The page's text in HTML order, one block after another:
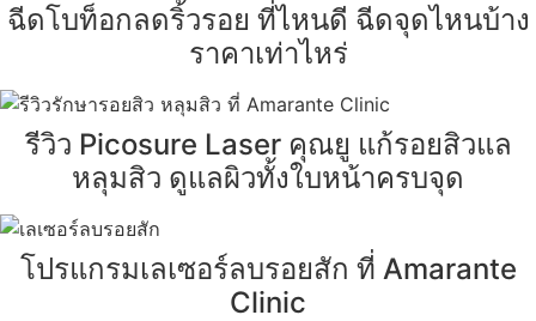
ฉีดโบท็อกลดริ้วรอย ที่ไหนดี ฉีดจุดไหนบ้าง
ราคาเท่าไหร่
รีวิว Picosure Laser คุณยู แก้รอยสิวแล
หลุมสิว ดูแลผิวทั้งใบหน้าครบจุด
โปรแกรมเลเซอร์ลบรอยสัก ที่ Amarante
Clinic